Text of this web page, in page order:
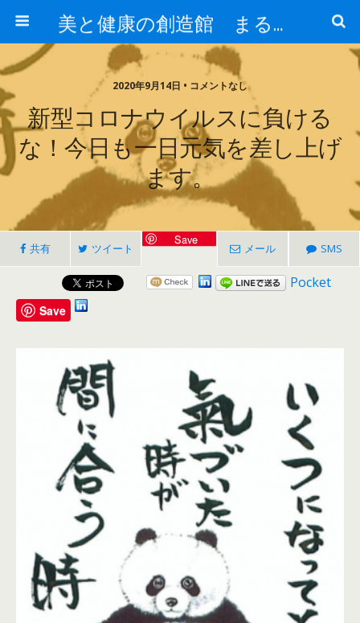
美と健康の創造館 まるとみ薬品 ぐんまの薬屋 芳さんのブログ
2020年9月14日 • コメントなし
新型コロナウイルスに負ける
な！今日も一日元気を差し上げ
ます。
共有 ツイート
Save
メール SMS
Pocket
Save